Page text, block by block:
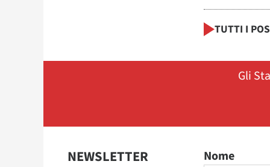
TUTTI I
Gli
NEWSLETTER Nome